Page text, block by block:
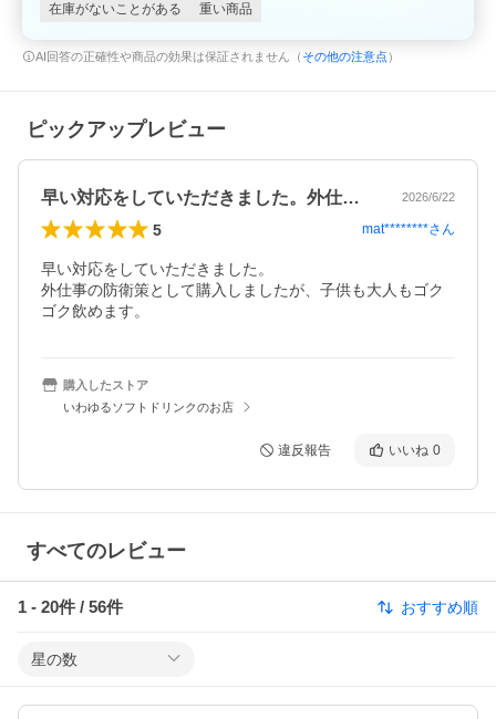
在庫がないことがある
重い商品
AI回答の正確性や商品の効果は保証されません（ その他の注意点 ）
ピックアップレビュー
早い対応をしていただきました。外仕事の… 2026/6/22
5 mat********さん
早い対応をしていただきました。
外仕事の防衛策として購入しましたが、子供も大人もゴク
ゴク飲めます。
購入したストア
いわゆるソフトドリンクのお店
違反報告 いいね 0
すべてのレビュー
1 - 20件 / 56件 おすすめ順
星の数